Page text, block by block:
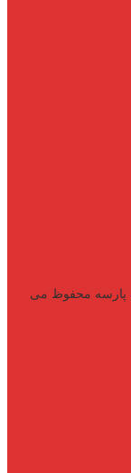
پارسه محفوظ می